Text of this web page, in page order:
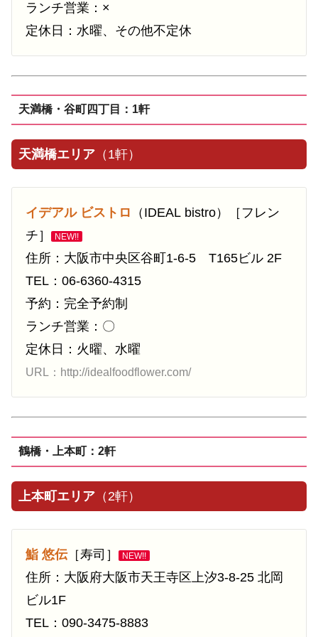
ランチ営業：×
定休日：水曜、その他不定休
天満橋・谷町四丁目：1軒
天満橋エリア （1軒）
イデアル ビストロ （IDEAL bistro）［フレン
チ］
NEW!!
住所：大阪市中央区谷町1-6-5 T165ビル 2F
TEL：06-6360-4315
予約：完全予約制
ランチ営業：〇
定休日：火曜、水曜
URL：http://idealfoodflower.com/
鶴橋・上本町：2軒
上本町エリア （2軒）
鮨 悠伝［寿司］ NEW!!
住所：大阪府大阪市天王寺区上汐3-8-25 北岡
ビル1F
TEL：090-3475-8883